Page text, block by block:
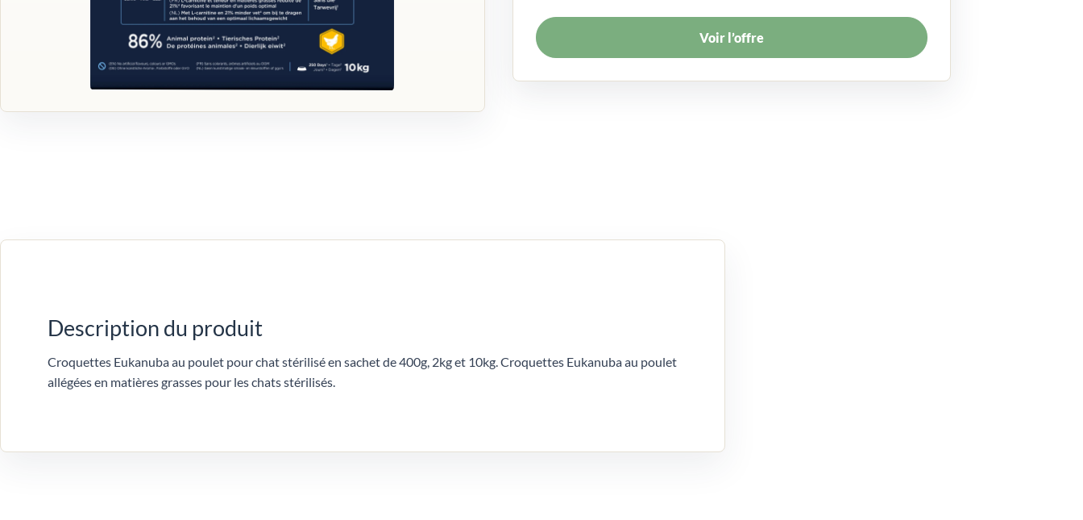
Voir l’offre
Description du produit
Croquettes Eukanuba au poulet pour chat stérilisé en sachet de 400g, 2kg et 10kg. Croquettes Eukanuba au poulet
allégées en matières grasses pour les chats stérilisés.